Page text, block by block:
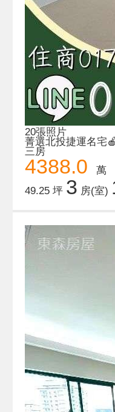
20張照片
菁選北投捷運名宅
三房
4388.0
萬
49.25 坪 3 房(室)